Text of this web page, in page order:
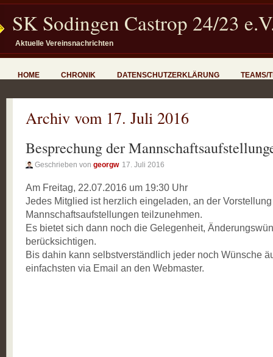
SK Sodingen Castrop 24/23
Aktuelle Vereinsnachrichten
HOME CHRONIK DATENSCHUTZERKLÄRUNG TEAMS/
Archiv vom 17. Juli 2016
Besprechung der
Geschrieben von georgw 17. Juli 2016
Am Freitag, 22.07.2016 um 19:30 Uhr
Jedes Mitglied ist herzlich eingeladen, an der
Mannschaftsaufstellungen teilzunehmen.
Es bietet sich dann noch die Gelegenheit,
berücksichtigen.
Bis dahin kann selbstverständlich jeder noch Wünsche
einfachsten via Email an den Webmaster.